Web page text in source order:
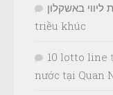
ליווי באשקלון
triều khúc
10 lotto line
nước tại Quan